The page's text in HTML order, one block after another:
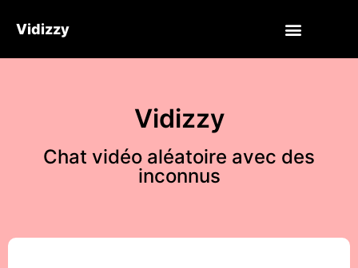
Vidizzy
Vidizzy
Chat vidéo aléatoire avec des
inconnus